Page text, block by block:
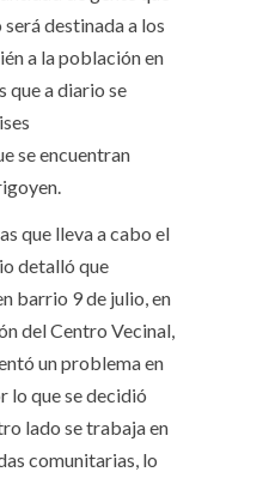
destinada a los
a la población en
que a diario se
se encuentran
que lleva a cabo el
detalló que
barrio 9 de julio, en
del Centro Vecinal,
un problema en
lo que se decidió
lado se trabaja en
comunitarias, lo